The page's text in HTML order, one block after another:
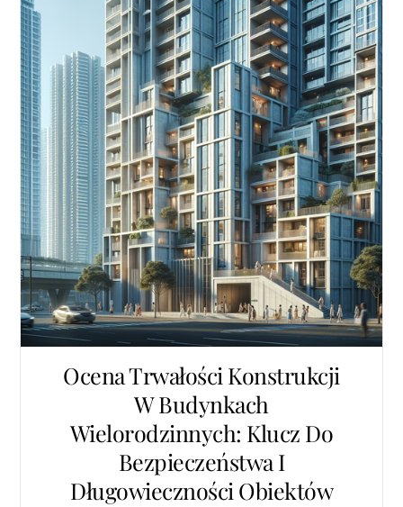
Ocena Trwałości Konstrukcji
W Budynkach
Wielorodzinnych: Klucz Do
Bezpieczeństwa I
Długowieczności Obiektów